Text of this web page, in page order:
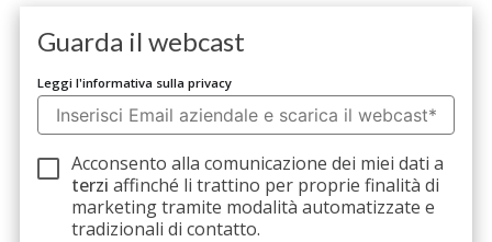
Guarda il webcast
Leggi l'informativa sulla privacy
Acconsento alla comunicazione dei miei dati a
terzi affinché li trattino per proprie finalità di
marketing tramite modalità automatizzate e
tradizionali di contatto.